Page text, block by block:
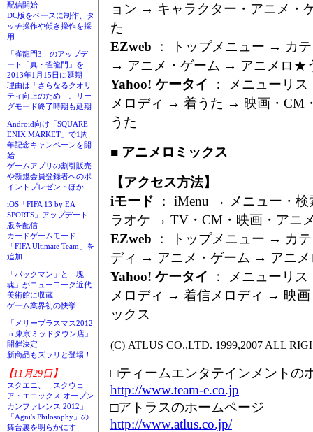
配信開始
DC版をベースに制作、タ
ッチ操作や傾き操作を採
用
「雀龍門3」のアップデ
ート「真・雀龍門」を
2013年1月15日に延期
理由は「さらなるクオリ
ティ向上のため」。リー
グモード終了時期も延期
Android向け「SQUARE
ENIX MARKET」で1周
年記念キャンペーンを開
始
ゲームアプリの割引販売
や新規会員登録者へのポ
イントプレゼントほか
iOS「FIFA 13 by EA
SPORTS」アップデート
版を配信
カードゲームモード
「FIFA Ultimate Team」を
追加
「パックマン」と「塊
魂」がニューヨーク近代
美術館に収蔵
ゲーム業界初の快挙
「メリープラスマス2012
in 東京ミッドタウン店」
開催決定
新商品もズラリと登場！
【11月29日】
スクエニ、「スクウェ
ア・エニックス オープン
カンファレンス 2012」
「Agni's Philosophy」の
舞台裏を明らかにす
ョン → キャラクター・アニメ
た
EZweb ： トップメニュー → カ
→ アニメ・ゲーム → アニメロ★
Yahoo! ケータイ ： メニューリ
メロディ → 着うた → 映画・
うた
■ アニメロミックス
【アクセス方法】
iモード ： iMenu → メニュー・
ラオケ → TV・CM・映画・アニ
EZweb ： トップメニュー → カ
ディ → アニメ・ゲーム → アニメ
Yahoo! ケータイ ： メニューリ
メロディ → 着信メロディ → 映
ックス
(C) ATLUS CO.,LTD. 1999,2007 ALL
□ティームエンタテインメントの
http://www.team-e.co.jp
□アトラスのホームページ
http://www.atlus.co.jp/